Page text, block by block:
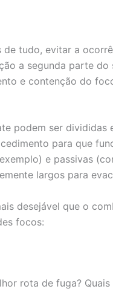
tudo, evitar a
a segunda parte do
e contenção do
podem ser divididas
para que
e passivas
largos para
desejável que o
focos:
rota de fuga?